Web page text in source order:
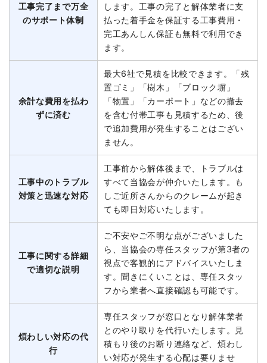
工事完了まで万全
のサポート体制
します。工事の完了と解体業者に支
払った着手金を保証する工事費用・
完工あんしん保証も無料で利用でき
ます。
余計な費用を払わ
ずに済む
最大6社で見積を比較できます。「残
置ゴミ」「樹木」「ブロック塀」
「物置」「カーポート」などの撤去
を含む付帯工事も見積するため、後
で追加費用が発生することはござい
ません。
工事中のトラブル
対策と迅速な対応
工事前から解体後まで、トラブルは
すべて当協会が仲介いたします。も
しご近所さんからのクレームが起き
ても即日対応いたします。
工事に関する詳細
で適切な説明
ご不安やご不明な点がございました
ら、当協会の専任スタッフが第3者の
視点で客観的にアドバイスいたしま
す。聞きにくいことは、専任スタッ
フから業者へ直接確認も可能です。
煩わしい対応の代
行
専任スタッフが窓口となり解体業者
とのやり取りを代行いたします。見
積もり後のお断り連絡など、煩わし
い対応が発生する心配は要りませ